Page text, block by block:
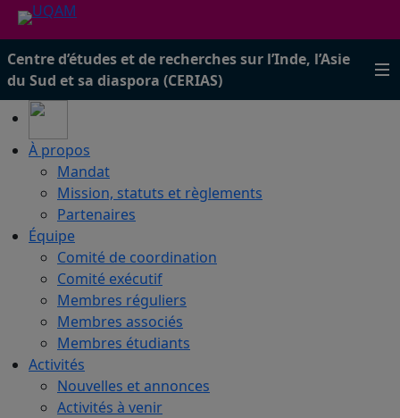
Centre d’études et de recherches sur l’Inde, l’Asie
du Sud et sa diaspora (CERIAS)
À propos
Mandat
Mission, statuts et règlements
Partenaires
Équipe
Comité de coordination
Comité exécutif
Membres réguliers
Membres associés
Membres étudiants
Activités
Nouvelles et annonces
Activités à venir